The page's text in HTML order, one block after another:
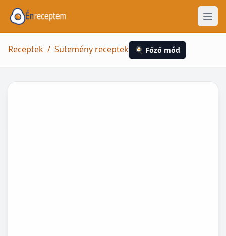
Receptek / Sütemény receptek 🍳 Főző mód